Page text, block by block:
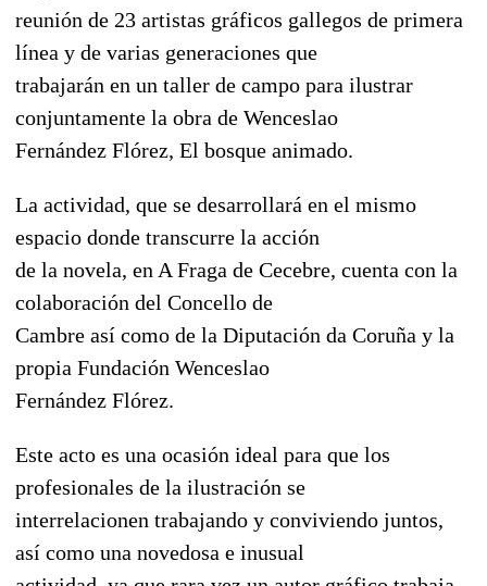
reunión de 23 artistas gráficos gallegos de primera
línea y de varias generaciones que
trabajarán en un taller de campo para ilustrar
conjuntamente la obra de Wenceslao
Fernández Flórez, El bosque animado.
La actividad, que se desarrollará en el mismo
espacio donde transcurre la acción
de la novela, en A Fraga de Cecebre, cuenta con la
colaboración del Concello de
Cambre así como de la Diputación da Coruña y la
propia Fundación Wenceslao
Fernández Flórez.
Este acto es una ocasión ideal para que los
profesionales de la ilustración se
interrelacionen trabajando y conviviendo juntos,
así como una novedosa e inusual